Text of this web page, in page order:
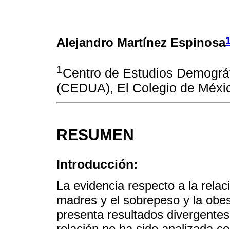
Alejandro Martínez Espinosa
1Centro de Estudios
(CEDUA), El Colegio de
RESUMEN
Introducción:
La evidencia respecto a la
madres y el sobrepeso y la
presenta resultados